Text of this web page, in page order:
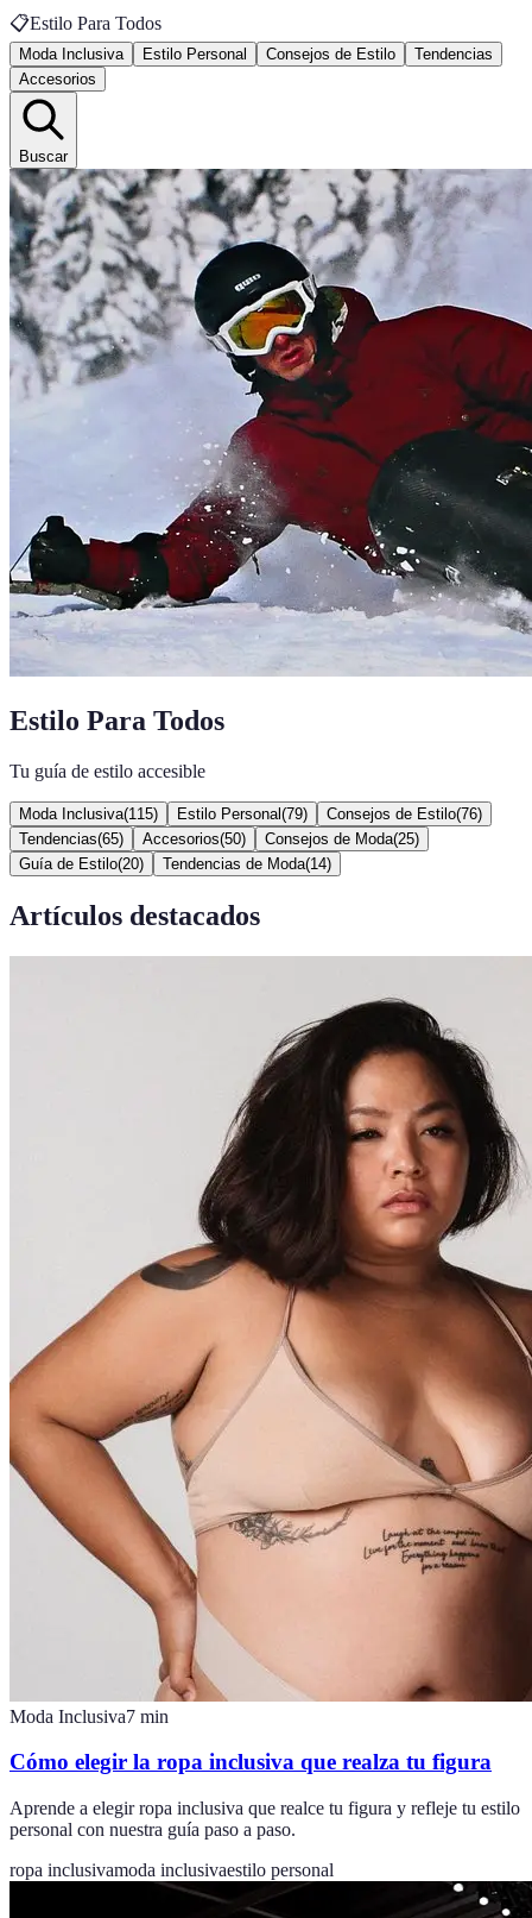
📋Estilo Para Todos
Moda Inclusiva Estilo Personal Consejos de Estilo
Tendencias
Accesorios
Buscar
Estilo Para Todos
Tu guía de estilo accesible
Moda Inclusiva(115) Estilo Personal (79) Consejos de Estilo(76)
Tendencias(65) Accesorios(50) Consejos de Moda(25)
Guía de Estilo(20) Tendencias de Moda(14)
Artículos destacados
Moda Inclusiva7 min
Cómo elegir la ropa inclusiva que realza tu figura
Aprende a elegir ropa inclusiva que realce tu figura y refleje tu estilo
personal con nuestra guía paso a paso.
ropa inclusivamoda inclusivaestilo personal